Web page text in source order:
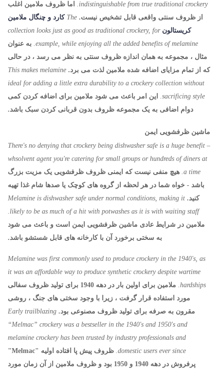
indistinguishable from true traditional crockery.
اما ظروف ملامین اغلب
از ظروف سنتی واقعی قابل تشخیص نیست. The کارد و چنگال ملامین
کریستالون collection looks just as good as traditional crockery, for
example, while enjoying all the added benefits of melamine. به عنوان
مثال ، مجموعه به همان اندازه ظروف سنتی به نظر می رسد ، در حالی
که از تمام مزایای اضافه شده ملامین لذت می برد. This makes melamine
ideal for adding a little extra durability to a crockery collection without
sacrificing style.
این امر باعث می شود ملامین برای اضافه کردن کمی
دوام اضافی به یک مجموعه ظروف بدون قربانی کردن سبک باشد.
ماشین ظرفشویی ایمن
There's no denying that crockery being dishwasher safe is a huge benefit –
whsolvent agent you're catering for small groups or hundreds of diners at
a time. هیچ منفی نیست که ایمنی ظروف ظرفشویی یک مزیت بزرگ
باشد - خواه شما در هر لحظه از گروه های کوچک یا صدها شام غذا تهیه
کنید. Melamine is dishwasher safe under normal conditions, making it
likely to be as much of a hit with potwashes as it is with waiting staff.
ملامین در شرایط عادی ماشین ظرفشویی ایمن است و باعث می شود
به سختی برخورد آن با کارخانه های قابل شستشو باشد.
Melamine was first commonly used to produce crockery in the 1940's, as
it was an affordable way to produce synthetic crockery despite wartime
hardships.
ملامین برای اولین بار در دهه 1940 برای تولید ظروف سفالی
مورد استفاده قرار گرفت ، زیرا با وجود سختی های جنگ ، روشی
مقرون به صرفه برای تولید ظروف مصنوعی بود. Early trailblazing
“Melmac” crockery was a bestseller in the 1940's and 1950's and
melamine crockery has been trusted by industry professionals and
domestic users ever since.
ظروف پیش پا افتاده اولیه "Melmac"
پرفروش در دهه 1940 و 1950 بود و ظروف ملامین از آن زمان مورد